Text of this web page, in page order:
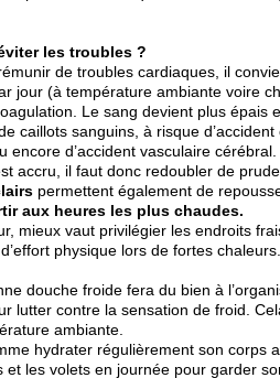
les troubles ?
de troubles cardiaques, il
jour (à température ambiante voire
Le sang devient plus épais
caillots sanguins, à risque d’accident
d’accident vasculaire
accru, il faut donc redoubler de
permettent également de
aux heures les plus chaudes.
mieux vaut privilégier les endroits
physique lors de fortes
douche froide fera du bien à
lutter contre la sensation de froid.
ambiante.
hydrater régulièrement son corps
et les volets en journée pour garder